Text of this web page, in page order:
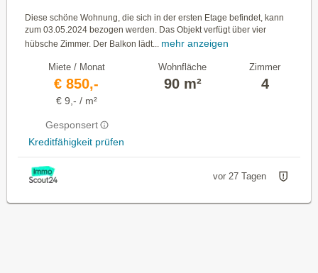
Diese schöne Wohnung, die sich in der ersten Etage befindet, kann
zum 03.05.2024 bezogen werden. Das Objekt verfügt über vier
hübsche Zimmer. Der Balkon lädt... mehr anzeigen
Miete / Monat
€ 850,-
€ 9,- / m²
Gesponsert
Kreditfähigkeit prüfen
Wohnfläche
90 m²
Zimmer
4
vor 27 Tagen